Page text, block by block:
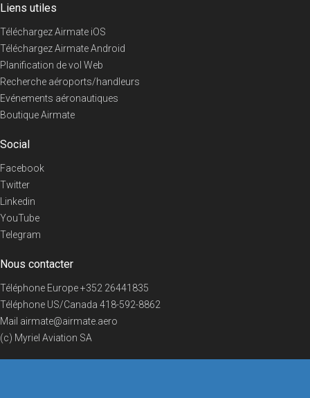
Liens utiles
Téléchargez Airmate iOS
Téléchargez Airmate Android
Planification de vol Web
Recherche aéroports/handleurs
Evénements aéronautiques
Boutique Airmate
Social
Facebook
Twitter
Linkedin
YouTube
Telegram
Nous contacter
Téléphone Europe+352 26441835
Téléphone US/Canada 418-592-8862
Mail airmate@airmate.aero
(c) Myriel Aviation SA